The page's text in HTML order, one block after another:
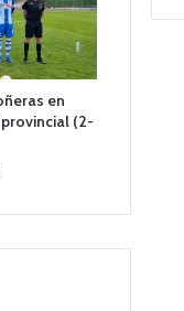
en
(2-